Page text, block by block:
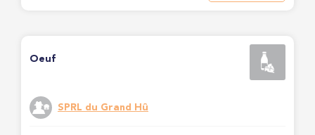
Oeuf
SPRL du Grand Hû